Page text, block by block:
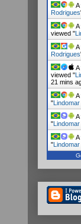
A
Rodrigues
A
viewed "
A
Rodrigues
A
viewed "
21 mins
A
"
A
"
A
"